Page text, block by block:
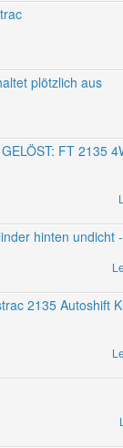
plötzlich aus
FT 2135
hinten undicht
2135 Autoshift